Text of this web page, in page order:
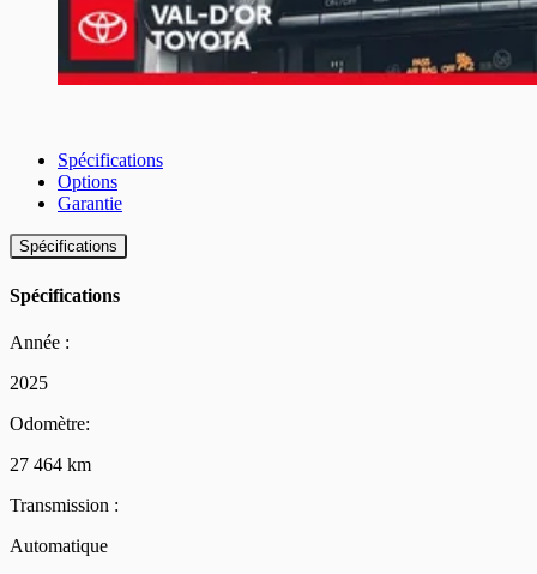
Spécifications
Options
Garantie
Spécifications
Spécifications
Année :
2025
Odomètre:
27 464 km
Transmission :
Automatique